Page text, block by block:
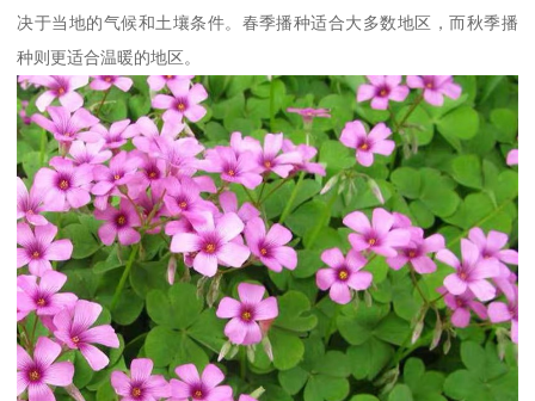
决于当地的气候和土壤条件。春季播种适合大多数地区，而秋季播
种则更适合温暖的地区。